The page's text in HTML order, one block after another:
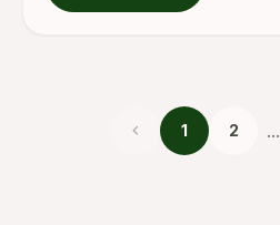
chevron_left 1 2 ...